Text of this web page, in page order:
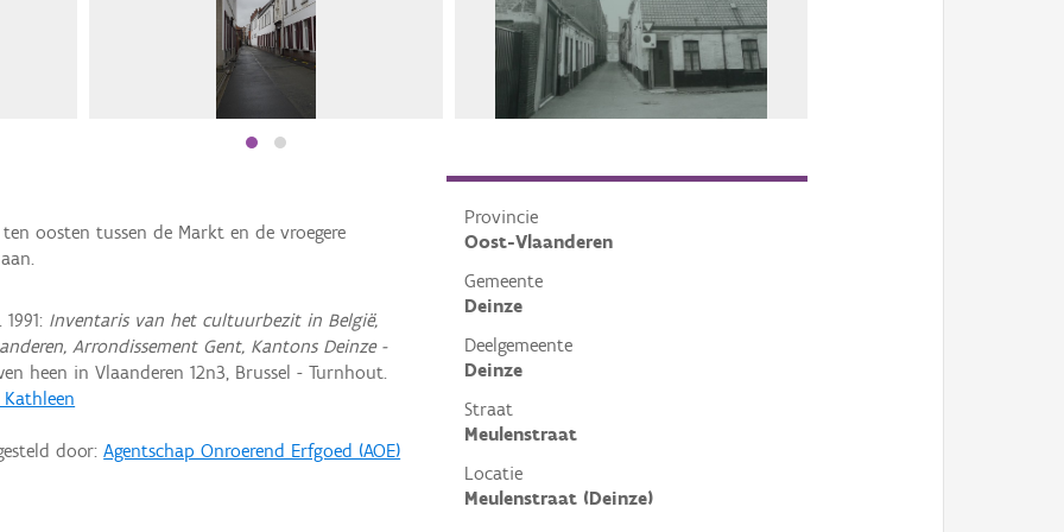
Provincie
Oost-Vlaanderen
Gemeente
Deinze
Deelgemeente
Deinze
Straat
Meulenstraat
Locatie
Meulenstraat (Deinze)
oosten tussen de Markt en de vroegere
Inventaris van het cultuurbezit in België,
Arrondissement Gent, Kantons Deinze -
heen in Vlaanderen 12n3, Brussel - Turnhout.
door:Agentschap Onroerend Erfgoed (AOE)